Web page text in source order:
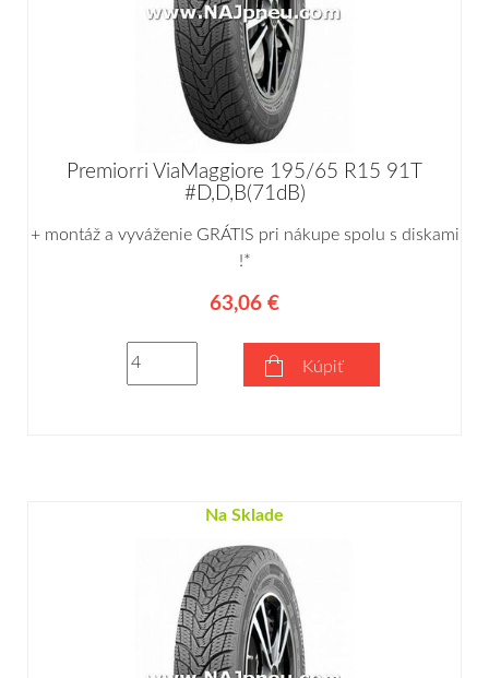
Premiorri ViaMaggiore 195/65 R15 91T
#D,D,B(71dB)
+ montáž a vyváženie GRÁTIS pri nákupe spolu s diskami
!*
63,06 €
Kúpiť
Na Sklade